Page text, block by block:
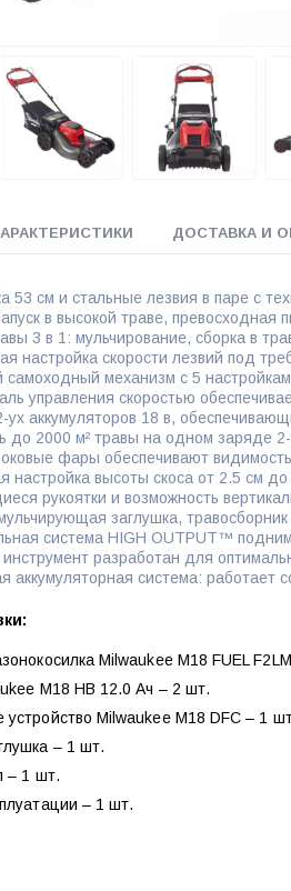
ДОСТАВКА И
53 см и стальные лезвия в паре с
в высокой траве,
3 в 1: мульчирование, сборка в
настройка скорости лезвий под
самоходный механизм с 5
управления скоростью
ух аккумуляторов 18 в,
до 2000 м² травы на одном заряде
фары обеспечивают
настройка высоты скоса от 2.5 см
рукоятки и возможность
заглушка,
система HIGH OUTPUT™
разработан для
аккумуляторная система: работает
Milwaukee M18 FUEL
M18 HB 12.0 Ач – 2 шт.
Milwaukee M18 DFC – 1
– 1 шт.
– 1 шт.
– 1 шт.